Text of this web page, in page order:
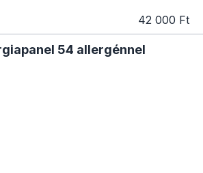
42 000 Ft
54 allergénnel